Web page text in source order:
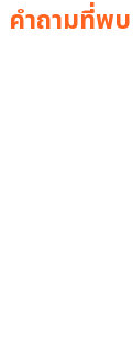
คำถามที่พ